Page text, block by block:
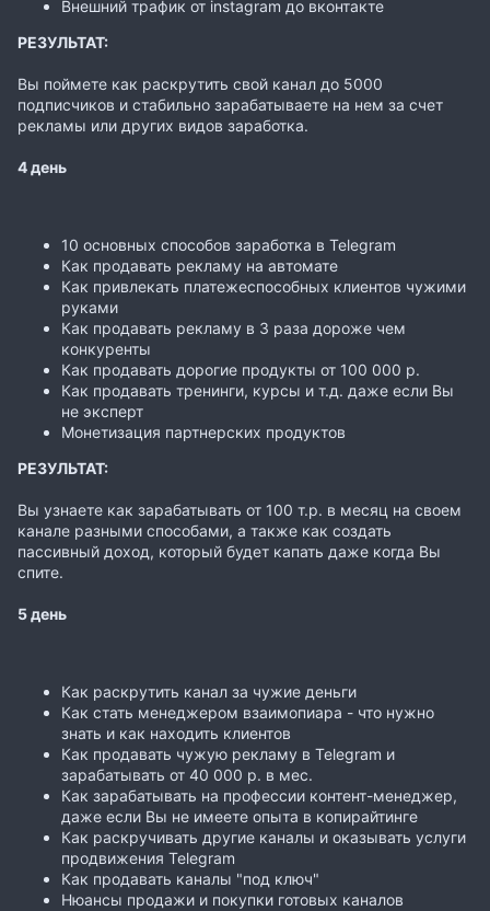
Внешний трафик от instagram до вконтакте
РЕЗУЛЬТАТ:
Вы поймете как раскрутить свой канал до 5000
подписчиков и стабильно зарабатываете на нем за счет
рекламы или других видов заработка.
4 день
10 основных способов заработка в Telegram
Как продавать рекламу на автомате
Как привлекать платежеспособных клиентов чужими
руками
Как продавать рекламу в 3 раза дороже чем
конкуренты
Как продавать дорогие продукты от 100 000 р.
Как продавать тренинги, курсы и т.д. даже если Вы
не эксперт
Монетизация партнерских продуктов
РЕЗУЛЬТАТ:
Вы узнаете как зарабатывать от 100 т.р. в месяц на своем
канале разными способами, а также как создать
пассивный доход, который будет капать даже когда Вы
спите.
5 день
Как раскрутить канал за чужие деньги
Как стать менеджером взаимопиара - что нужно
знать и как находить клиентов
Как продавать чужую рекламу в Telegram и
зарабатывать от 40 000 р. в мес.
Как зарабатывать на профессии контент-менеджер,
даже если Вы не имеете опыта в копирайтинге
Как раскручивать другие каналы и оказывать услуги
продвижения Telegram
Как продавать каналы "под ключ"
Нюансы продажи и покупки готовых каналов